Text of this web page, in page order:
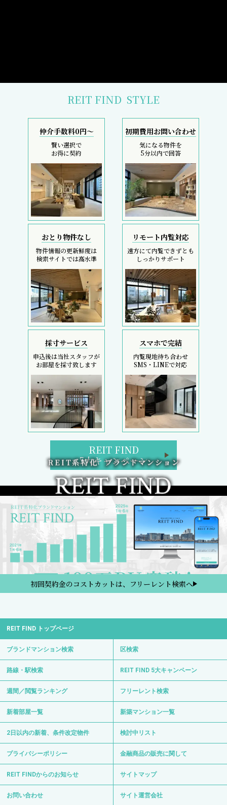
REIT FIND STYLE
仲介手数料0円～
賢い選択で
お得に契約
初期費用お問い合わせ
気になる物件を
5分以内で回答
おとり物件なし
物件情報の更新鮮度は
検索サイトでは高水準
リモート内覧対応
遠方にて内覧できずとも
しっかりサポート
採寸サービス
申込後は当社スタッフが
お部屋を採寸致します
スマホで完結
内覧現地待ち合わせ
SMS・LINEで対応
REIT FIND
5大キャンペーン
初回契約金のコストカットは、フリーレント検索へ
REIT FIND トップページ
ブランドマンション検索 区検索
路線・駅検索 REIT FIND 5大キャンペーン
週間／閲覧ランキング フリーレント検索
新着部屋一覧 新築マンション一覧
2日以内の新着、条件改定物件 検討中リスト
プライバシーポリシー 金融商品の販売に関して
REIT FINDからのお知らせ サイトマップ
お問い合わせ サイト運営会社